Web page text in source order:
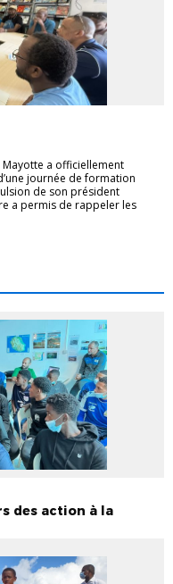
Mayotte a officiellement
journée de formation
de son président
a permis de rappeler les
des action à la